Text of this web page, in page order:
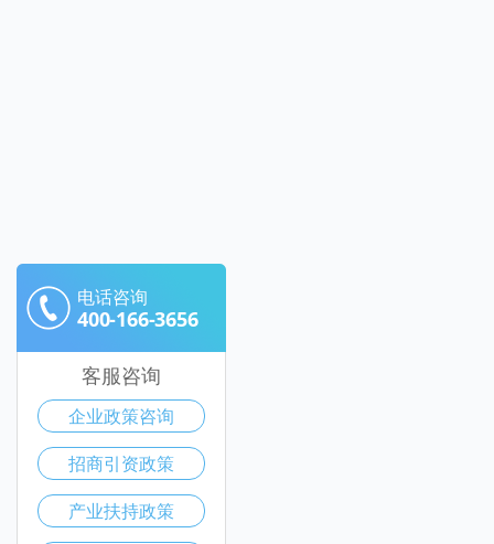
电话咨询
400-166-3656
客服咨询
企业政策咨询
招商引资政策
产业扶持政策